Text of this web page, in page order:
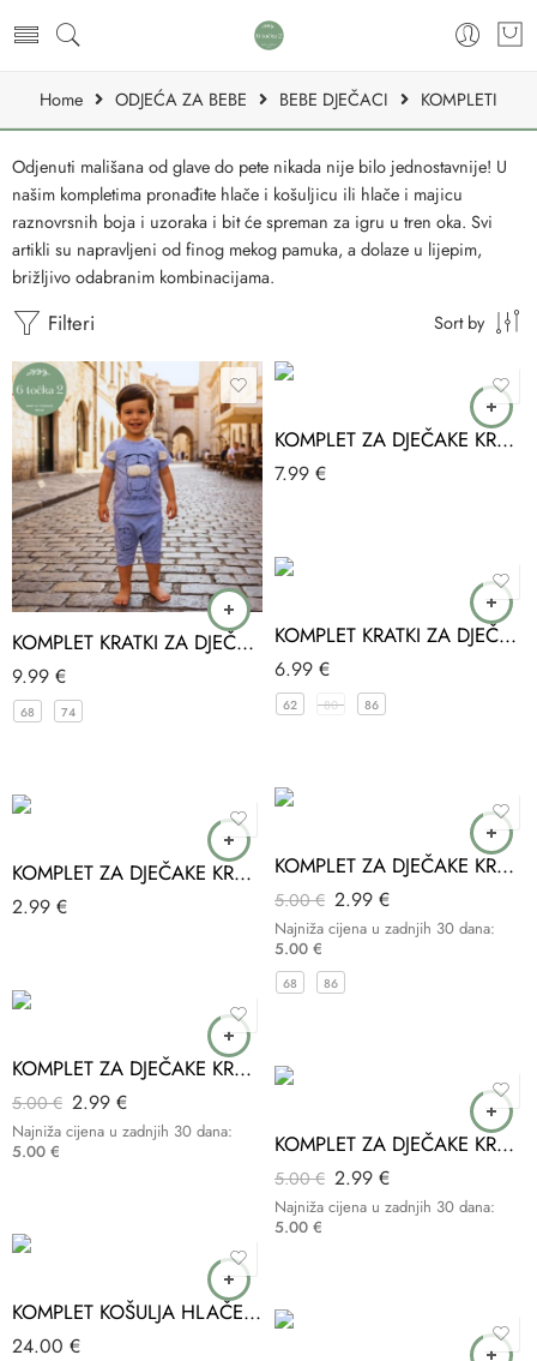
Home ODJEĆA ZA BEBE BEBE DJEČACI KOMPLETI
Odjenuti mališana od glave do pete nikada nije bilo jednostavnije! U
našim kompletima pronađite hlače i košuljicu ili hlače i majicu
raznovrsnih boja i uzoraka i bit će spreman za igru u tren oka. Svi
artikli su napravljeni od finog mekog pamuka, a dolaze u lijepim,
brižljivo odabranim kombinacijama.
Filteri Sort by
KOMPLET KRATKI ZA DJEČAKE PAS BEBEZADE
9.99 €
68 74
KOMPLET ZA DJEČAKE KRATKI VEL.74 PUAN BABY
7.99 €
KOMPLET KRATKI ZA DJEČAKE RAINBOW ANILCO
6.99 €
62 80 86
KOMPLET ZA DJEČAKE KRATKI TROPICAL ADIMBEBE
5.00€ 2.99 €
Najniža cijena u zadnjih 30 dana:
5.00 €
68 86
KOMPLET ZA DJEČAKE KRATKI VEL.74 MOYES
2.99 €
KOMPLET ZA DJEČAKE KRATKI VEL.74 MOYES
5.00€ 2.99 €
Najniža cijena u zadnjih 30 dana:
5.00 € KOMPLET ZA DJEČAKE KRATKI VEL.74 MOYES
5.00€ 2.99 €
Najniža cijena u zadnjih 30 dana:
5.00 €
KOMPLET KOŠULJA HLAČE S TREGERIMA BEŽ TOGI
24.00 €